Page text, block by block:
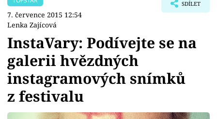
SHOPAHOLICADEL
Témata
Showbyznys
Youtubeři
7. července 2015 12:54
Lenka Zajícová
SDÍLET
InstaVary: Podívejte se na
galerii hvězdných
instagramových snímků
z festivalu